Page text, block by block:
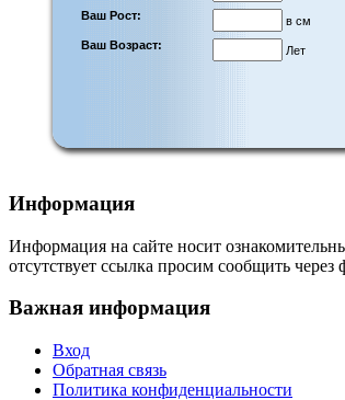
Ваш Рост:
в см
Ваш Возраст:
Лет
Информация
Информация на сайте носит
отсутствует ссылка просим сообщить через
Важная информация
Вход
Обратная связь
Политика конфиденциальности